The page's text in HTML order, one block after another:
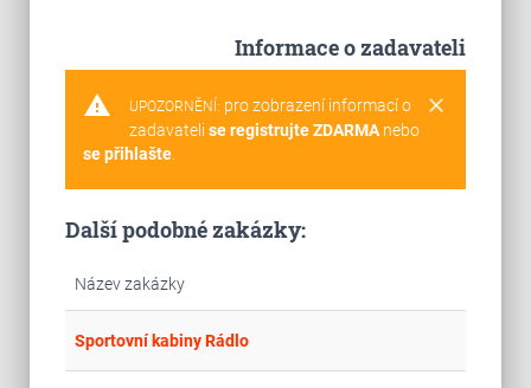
Informace o zadavateli
warning clear
UPOZORNĚNÍ: pro zobrazení informací o
zadavateli se registrujte ZDARMAnebo
se přihlašte.
Další podobné zakázky:
Název zakázky
Sportovní kabiny Rádlo